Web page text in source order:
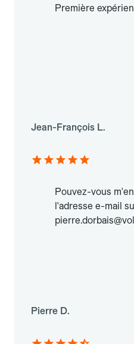
Première
Jean-François L.
Pouvez-vous
l'adresse e-mail
Pierre D.